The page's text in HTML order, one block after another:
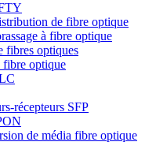
de fibre optique
à fibre optique
fibres optiques
fibre optique
récepteurs SFP
de média fibre optique